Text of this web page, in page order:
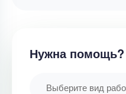
Нужна помощь?
Выберите вид